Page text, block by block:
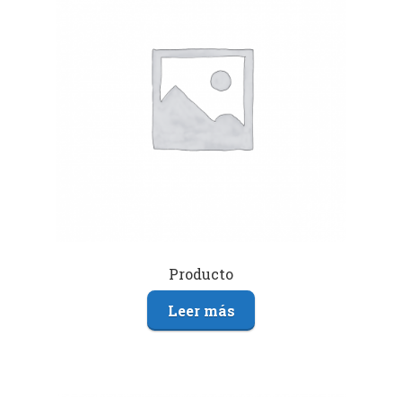
Producto
Leer más